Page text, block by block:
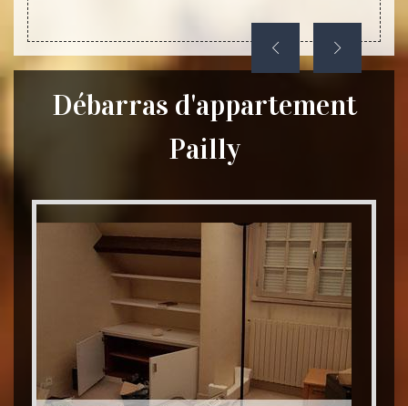
Débarras d'appartement
Pailly